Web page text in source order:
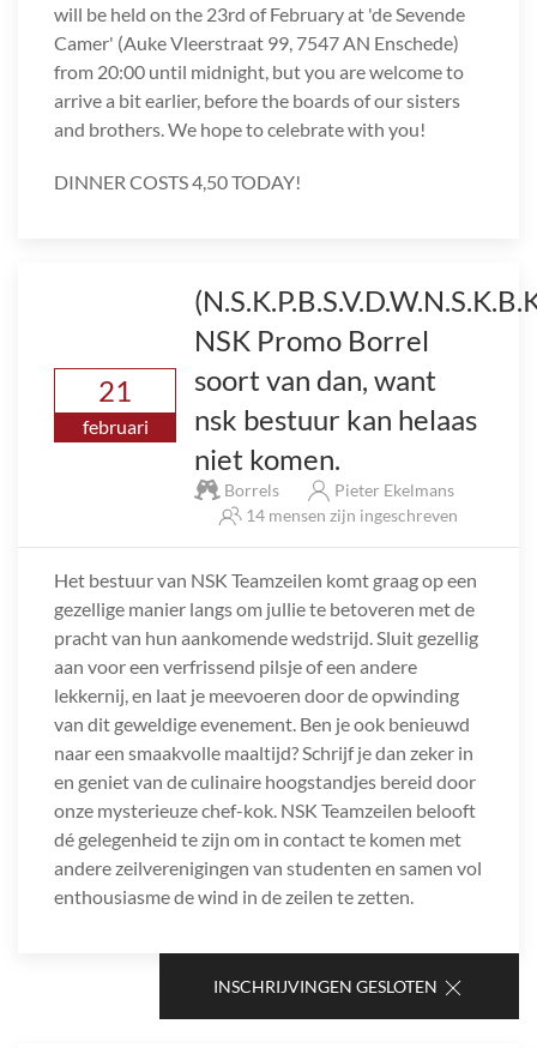
will be held on the 23rd of February at 'de Sevende
Camer' (Auke Vleerstraat 99, 7547 AN Enschede)
from 20:00 until midnight, but you are welcome to
arrive a bit earlier, before the boards of our sisters
and brothers. We hope to celebrate with you!
DINNER COSTS 4,50 TODAY!
21
februari
NSK Promo Borrel
soort van dan, want
nsk bestuur kan helaas
niet komen.
Borrels
Pieter Ekelmans
14 mensen zijn ingeschreven
Het bestuur van NSK Teamzeilen komt graag op een
gezellige manier langs om jullie te betoveren met de
pracht van hun aankomende wedstrijd. Sluit gezellig
aan voor een verfrissend pilsje of een andere
lekkernij, en laat je meevoeren door de opwinding
van dit geweldige evenement. Ben je ook benieuwd
naar een smaakvolle maaltijd? Schrijf je dan zeker in
en geniet van de culinaire hoogstandjes bereid door
onze mysterieuze chef-kok. NSK Teamzeilen belooft
dé gelegenheid te zijn om in contact te komen met
andere zeilverenigingen van studenten en samen vol
enthousiasme de wind in de zeilen te zetten.
INSCHRIJVINGEN GESLOTEN